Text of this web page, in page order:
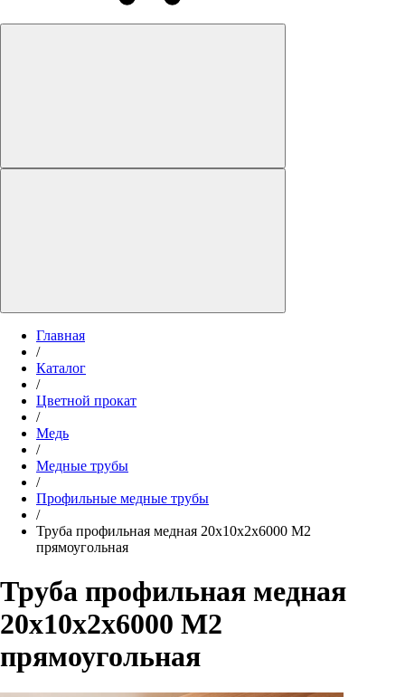
Главная
/
Каталог
/
Цветной прокат
/
Медь
/
Медные трубы
/
Профильные медные трубы
/
Труба профильная медная 20х10х2х6000 М2
прямоугольная
Труба профильная медная
20х10х2х6000 М2
прямоугольная